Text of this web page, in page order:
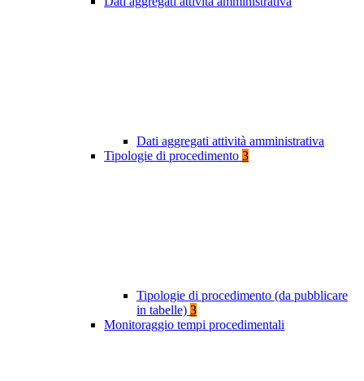
Dati aggregati attività amministrativa
Tipologie di procedimento 3
Tipologie di procedimento (da pubblicare
in tabelle) 3
Monitoraggio tempi procedimentali